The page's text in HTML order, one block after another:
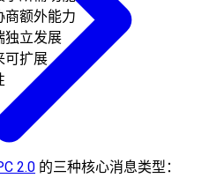
商额外能力
独立发展
可扩展
2.0 的三种核心消息类型：